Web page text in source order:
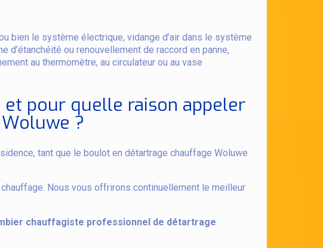
bien le système électrique, vidange d’air dans le système
d’étanchéité ou renouvellement de raccord en panne,
au thermomètre, au circulateur ou au vase
pour quelle raison appeler
?
tant que le boulot en détartrage chauffage Woluwe
Nous vous offrirons continuellement le meilleur
chauffagiste professionnel de détartrage